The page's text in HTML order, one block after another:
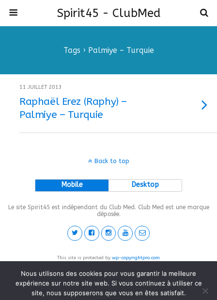
Spirit45 - ClubMed
Tags › Palmiye – Turquie
11 JUILLET 2013
Raphaël Erez (Raphy) –
Palmiye – Turquie
Back to top
Mobile Desktop
Le site Spirit45 est indépendant du Club Med. Club Med est une marque
déposée.
This site is protected by wp-copyrightpro.com
Nous utilisons des cookies pour vous garantir la meilleure
expérience sur notre site web. Si vous continuez à utiliser ce
site, nous supposerons que vous en êtes satisfait.